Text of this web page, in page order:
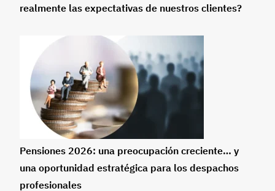
realmente las expectativas de nuestros clientes?
Pensiones 2026: una preocupación creciente… y
una oportunidad estratégica para los despachos
profesionales